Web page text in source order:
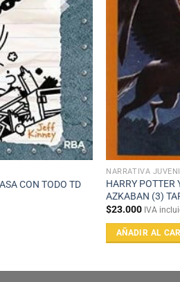
CON TODO TD
NARRATIVA
HARRY POTTER
AZKABAN (3)
$23.000 IVA
AÑADIR AL